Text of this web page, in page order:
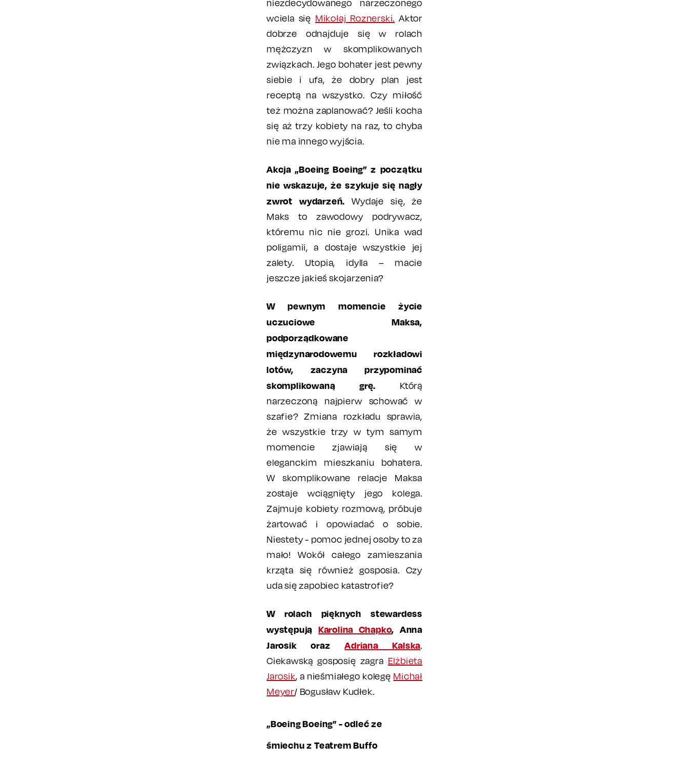
niezdecydowanego narzeczonego
wciela się Mikołaj Roznerski. Aktor
dobrze odnajduje się w rolach
mężczyzn w skomplikowanych
związkach. Jego bohater jest pewny
siebie i ufa, że dobry plan jest
receptą na wszystko. Czy miłość
też można zaplanować? Jeśli kocha
się aż trzy kobiety na raz, to chyba
nie ma innego wyjścia.
Akcja „Boeing Boeing” z początku
nie wskazuje, że szykuje się nagły
zwrot wydarzeń. Wydaje się, że
Maks to zawodowy podrywacz,
któremu nic nie grozi. Unika wad
poligamii, a dostaje wszystkie jej
zalety. Utopia, idylla – macie
jeszcze jakieś skojarzenia?
W pewnym momencie życie
uczuciowe Maksa,
podporządkowane
międzynarodowemu rozkładowi
lotów, zaczyna przypominać
skomplikowaną grę. Którą
narzeczoną najpierw schować w
szafie? Zmiana rozkładu sprawia,
że wszystkie trzy w tym samym
momencie zjawiają się w
eleganckim mieszkaniu bohatera.
W skomplikowane relacje Maksa
zostaje wciągnięty jego kolega.
Zajmuje kobiety rozmową, próbuje
żartować i opowiadać o sobie.
Niestety - pomoc jednej osoby to za
mało! Wokół całego zamieszania
krząta się również gosposia. Czy
uda się zapobiec katastrofie?
W rolach pięknych stewardess
występują Karolina Chapko, Anna
Jarosik orazAdriana Kalska.
Ciekawską gosposię zagra Elżbieta
Jarosik, a nieśmiałego kolegę Michał
Meyer/ Bogusław Kudłek.
„Boeing Boeing” - odleć ze
śmiechu z Teatrem Buffo